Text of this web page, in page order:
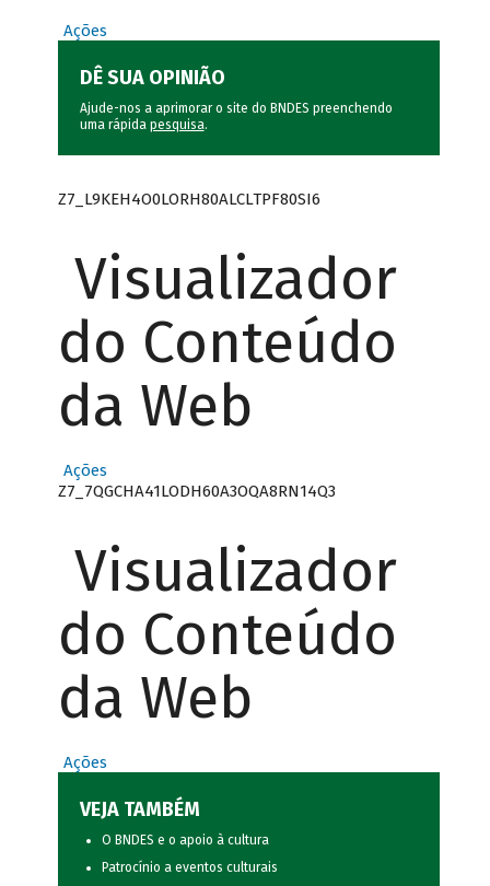
Ações
DÊ SUA OPINIÃO
Ajude-nos a aprimorar o site do BNDES preenchendo
uma rápida pesquisa.
Z7_L9KEH4O0LORH80ALCLTPF80SI6
Visualizador
do Conteúdo
da Web
Ações
Z7_7QGCHA41LODH60A3OQA8RN14Q3
Visualizador
do Conteúdo
da Web
Ações
VEJA TAMBÉM
O BNDES e o apoio à cultura
Patrocínio a eventos culturais